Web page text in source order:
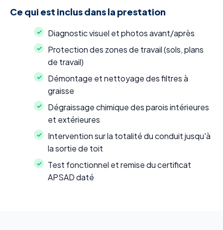
Ce qui est inclus dans la prestation
Diagnostic visuel et photos avant/après
Protection des zones de travail (sols, plans
de travail)
Démontage et nettoyage des filtres à
graisse
Dégraissage chimique des parois intérieures
et extérieures
Intervention sur la totalité du conduit jusqu'à
la sortie de toit
Test fonctionnel et remise du certificat
APSAD daté